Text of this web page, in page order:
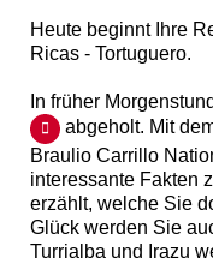
Heute beginnt Ihre
Ricas - Tortuguero.
In früher
abgeholt. Mit
Braulio Carrillo
interessante Fakten
erzählt, welche Sie
Glück werden Sie
Turrialba und Irazu